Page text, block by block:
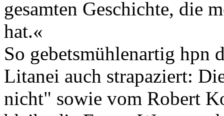
gesamten Geschichte, die
hat.«
So gebetsmühlenartig hpn
Litanei auch strapaziert:
nicht" sowie vom Robert